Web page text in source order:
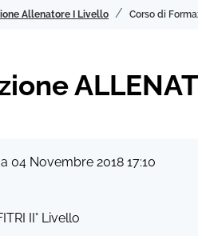
Allenatore I Livello Corso di
04 Novembre 2018 17:10
II° Livello